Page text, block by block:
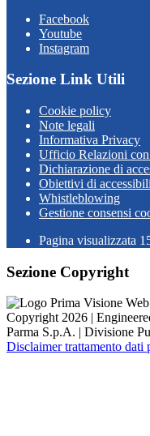
Facebook
Youtube
Instagram
Sezione Link Utili
Cookie policy
Note legali
Informativa Privacy
Ufficio Relazioni
Dichiarazione di
Obiettivi di
Whistleblowing
Gestione consensi
Pagina visualizzata
Sezione Copyright
Copyright 2026 |
Parma S.p.A. | Divisione
Disclaimer trattamento dati